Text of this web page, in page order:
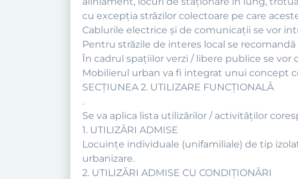
cu excepţia străzilor colectoare pe care
Cablurile electrice şi de comunicaţii se vor
Pentru străzile de interes local se
În cadrul spaţiilor verzi / libere publice se
Mobilierul urban va fi integrat unui concept
SECŢIUNEA 2. UTILIZARE FUNCŢIONALĂ
.
Se va aplica lista utilizărilor / activităţilor
1. UTILIZĂRI ADMISE
Locuinţe individuale (unifamiliale) de tip
urbanizare.
2. UTILIZĂRI ADMISE CU CONDIŢIONĂRI